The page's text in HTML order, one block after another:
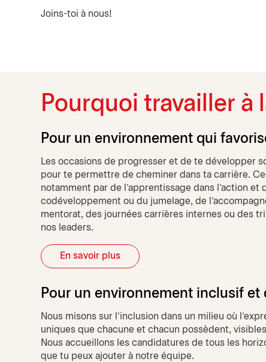
Joins-toi à nous!
Pourquoi travailler à
Pour un environnement qui
Les occasions de progresser et de te développer
pour te permettre de cheminer dans ta carrière.
notamment par de l'apprentissage dans l'action et
codéveloppement ou du jumelage, de
mentorat, des journées carrières internes ou des
nos leaders.
En savoir plus
Pour un environnement inclusif et
Nous misons sur l’inclusion dans un milieu où
uniques que chacune et chacun possèdent,
Nous accueillons les candidatures de tous les
que tu peux ajouter à notre équipe.